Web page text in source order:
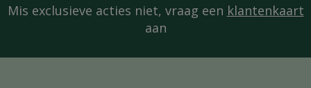
Mis exclusieve acties niet, vraag een klantenkaart
aan